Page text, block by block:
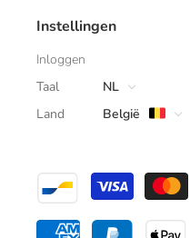
Instellingen
Inloggen
Taal
NL
Land
België